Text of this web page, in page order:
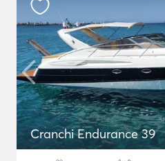
Cranchi Endurance 39